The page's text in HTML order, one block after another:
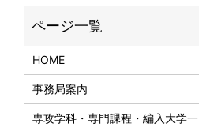
HOME
事務局案内
専攻学科・専門課程・編入大学一